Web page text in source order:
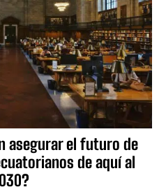
asegurar el futuro de
de aquí al